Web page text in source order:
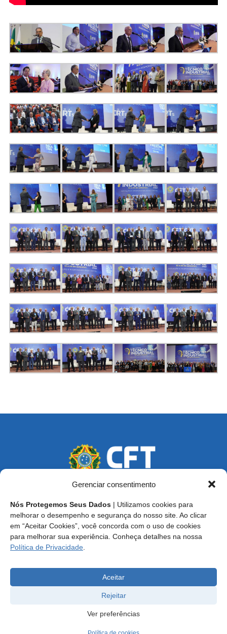
Gerenciar consentimento
Nós Protegemos Seus Dados | Utilizamos cookies para
melhorar o desempenho e segurança do nosso site. Ao clicar
em “Aceitar Cookies”, você concorda com o uso de cookies
para melhorar sua experiência. Conheça detalhes na nossa
Política de Privacidade
Aceitar
Rejeitar
Ver preferências
Endereço: SCS, Quadra 02, Bloco D, Ed. Oscar Niemeyer,
9º Andar CEP 70.316-900 - Brasília/DF
Central de Atendimento ao Técnico:0800 016-1515